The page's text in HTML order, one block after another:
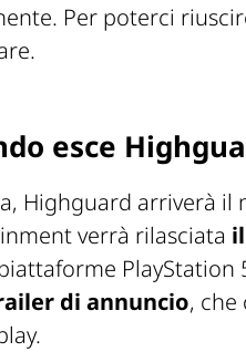
Per poterci
esce
Highguard arriverà il
verrà rilasciata
PlayStation
di annuncio, che